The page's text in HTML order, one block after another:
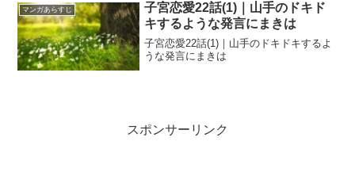
マンガあらすじ
子宮恋愛22話(1)｜山手のドキド
キするような発言にまきは
子宮恋愛22話(1)｜山手のドキドキするよ
うな発言にまきは
スポンサーリンク